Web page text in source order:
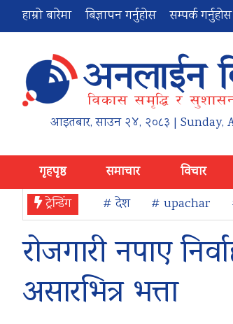
हाम्रो बारेमा बिज्ञापन गर्नुहोस सम्पर्क गर्नुहोस
आइतबार,साउन २४, २०८३ | Sunday,
गृहपृष्ठ समाचार विचार
ट्रेन्डिंग
# देश # upachar
रोजगारी नपाए
असारभित्र भत्ता